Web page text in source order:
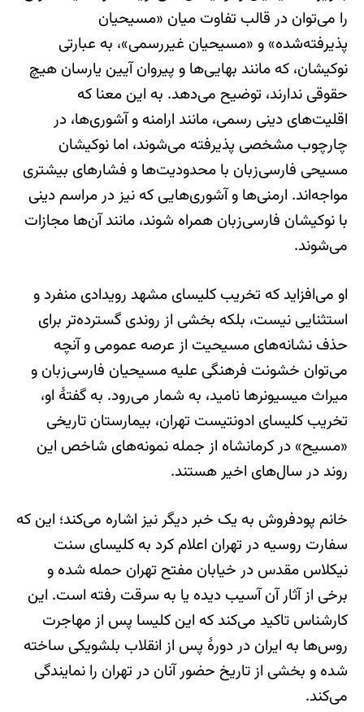
را می‌توان در قالب تفاوت میان «مسیحیان
پذیرفته‌شده» و «مسیحیان غیررسمی»، به عبارتی
نوکیشان، که مانند بهایی‌ها و پیروان آیین یارسان هیچ
حقوقی ندارند، توضیح می‌دهد. به این معنا که
اقلیت‌های دینی رسمی، مانند ارامنه و آشوری‌ها، در
چارچوب مشخصی پذیرفته می‌شوند، اما نوکیشان
مسیحی فارسی‌زبان با محدودیت‌ها و فشارهای بیشتری
مواجه‌اند. ارمنی‌ها و آشوری‌هایی که نیز در مراسم دینی
با نوکیشان فارسی‌زبان همراه شوند، مانند آن‌ها مجازات
می‌شوند.
او می‌افزاید که تخریب کلیسای مشهد رویدادی منفرد و
استثنایی نیست، بلکه بخشی از روندی گسترده‌تر برای
حذف نشانه‌های مسیحیت از عرصه عمومی و آنچه
می‌توان خشونت فرهنگی علیه مسیحیان فارسی‌زبان و
میراث میسیونرها نامید، به شمار می‌رود. به گفتهٔ او،
تخریب کلیسای ادونتیست تهران، بیمارستان تاریخی
«مسیح» در کرمانشاه از جمله نمونه‌های شاخص این
روند در سال‌های اخیر هستند.
خانم پودفروش به یک خبر دیگر نیز اشاره می‌کند؛ این که
سفارت روسیه در تهران اعلام کرد به کلیسای سنت
نیکلاس مقدس در خیابان مفتح تهران حمله شده و
برخی از آثار آن آسیب‌ دیده یا به سرقت رفته است. این
کارشناس تاکید می‌کند که این کلیسا پس از مهاجرت
روس‌ها به ایران در دورهٔ پس از انقلاب بلشویکی ساخته
شده و بخشی از تاریخ حضور آنان در تهران را نمایندگی
می‌کند.